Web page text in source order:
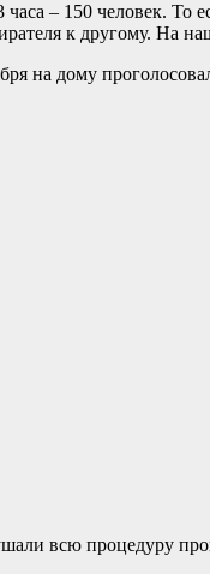
– 150 человек. То
к другому. На
на дому
всю процедуру